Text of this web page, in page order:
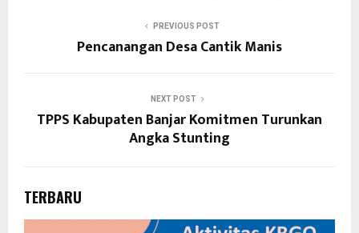
PREVIOUS POST
Pencanangan Desa Cantik Manis
NEXT POST
TPPS Kabupaten Banjar Komitmen Turunkan
Angka Stunting
TERBARU